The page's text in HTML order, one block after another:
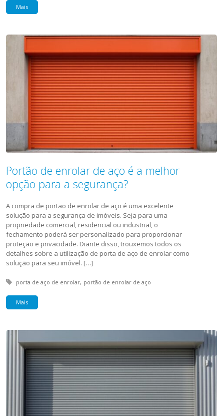
Mais
Portão de enrolar de aço é a melhor
opção para a segurança?
A compra de portão de enrolar de aço é uma excelente
solução para a segurança de imóveis. Seja para uma
propriedade comercial, residencial ou industrial, o
fechamento poderá ser personalizado para proporcionar
proteção e privacidade. Diante disso, trouxemos todos os
detalhes sobre a utilização de porta de aço de enrolar como
solução para seu imóvel. […]
Tagged with:
porta de aço de enrolar portão de enrolar de aço
Mais